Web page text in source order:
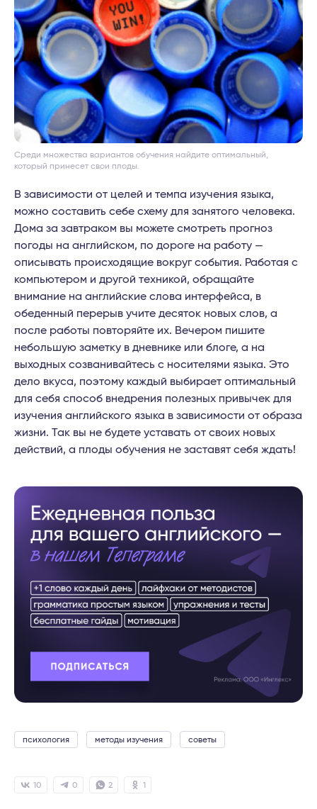
Среди множества вариантов обучения найдите оптимальный,
который принесет свои плоды.
В зависимости от целей и темпа изучения языка,
можно составить себе схему для занятого человека.
Дома за завтраком вы можете смотреть прогноз
погоды на английском, по дороге на работу —
описывать происходящие вокруг события. Работая с
компьютером и другой техникой, обращайте
внимание на английские слова интерфейса, в
обеденный перерыв учите десяток новых слов, а
после работы повторяйте их. Вечером пишите
небольшую заметку в дневнике или блоге, а на
выходных созванивайтесь с носителями языка. Это
дело вкуса, поэтому каждый выбирает оптимальный
для себя способ внедрения полезных привычек для
изучения английского языка в зависимости от образа
жизни. Так вы не будете уставать от своих новых
действий, а плоды обучения не заставят себя ждать!
психология методы изучения советы
10 1
0 2